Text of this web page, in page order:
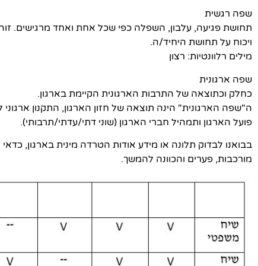
שפה רגשית
תחושת פגיעה, עלבון, השפלה כפי שכל אחת ואחד מרגישים. זוהי
ויכוח על תחושת היחיד/ה.
מילים רלוונטיות: רצון
שפה ארגונית
כחלק וכתוצאה של התרבות הארגונית הקיימת בארגון.
ה"שפה הארגונית" הינה תוצאה של חזון הארגון, התקנון
פועל הארגון ותמהיל חברי הארגון (שוני דתי/עדתי/תרבותי).
מורכבות, פערים והכוונה להמשך.